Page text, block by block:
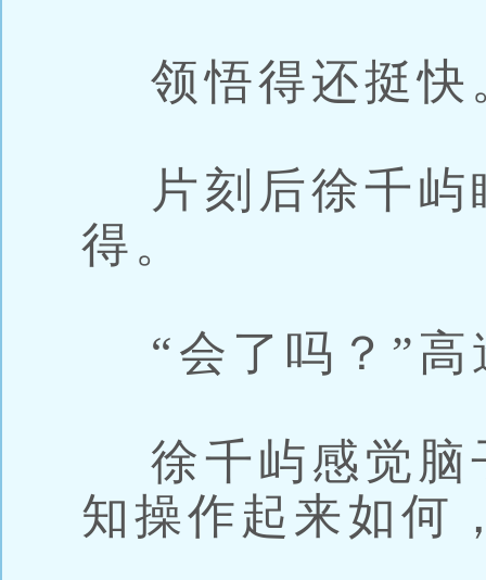
领悟得还挺快
片刻后徐千屿
得。
“会了吗？”高
徐千屿感觉脑
知操作起来如何